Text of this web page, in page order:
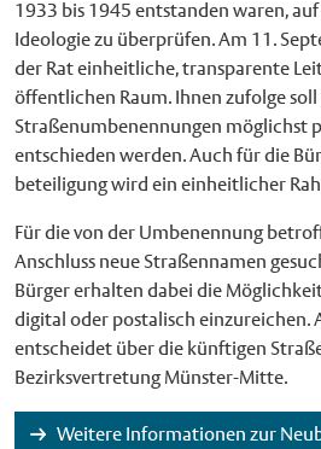
1933 bis 1945 entstanden waren,
Ideologie zu überprüfen. Am 11.
der Rat einheitliche, transparente
öffentlichen Raum. Ihnen zufolge
Straßenumbenennungen möglichst
entschieden werden. Auch für die
beteiligung wird ein einheitlicher
Für die von der Umbenennung
Anschluss neue Straßennamen
Bürger erhalten dabei die
digital oder postalisch einzureichen.
entscheidet über die künftigen
Bezirksvertretung Münster-Mitte.
Weitere Informationen zur